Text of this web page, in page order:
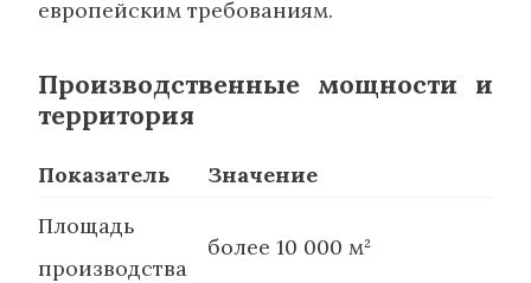
европейским требованиям.
Производственные мощности и
территория
Показатель
Значение
Площадь
производства
более 10 000 м²